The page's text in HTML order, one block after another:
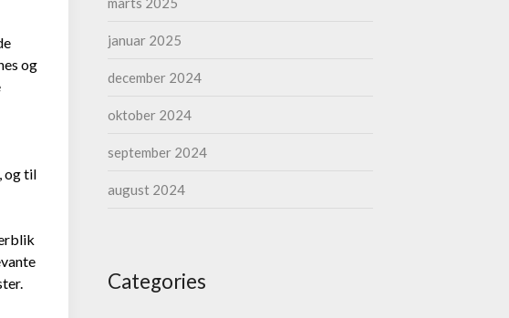
og
og til
januar 2025
december 2024
oktober 2024
september 2024
august 2024
Categories